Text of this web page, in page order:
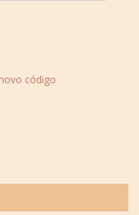
código